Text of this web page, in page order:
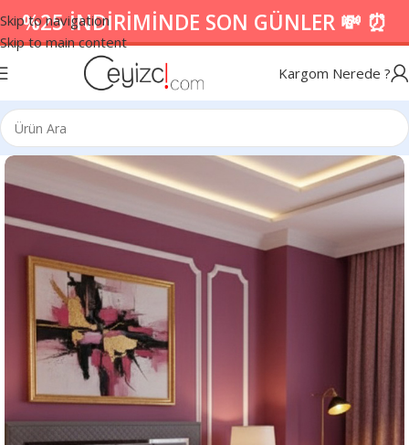
Skip to navigation
Skip to main content
%25 İNDİRİMİNDE SON GÜNLER 💸 ⏰
Kargom Nerede ?